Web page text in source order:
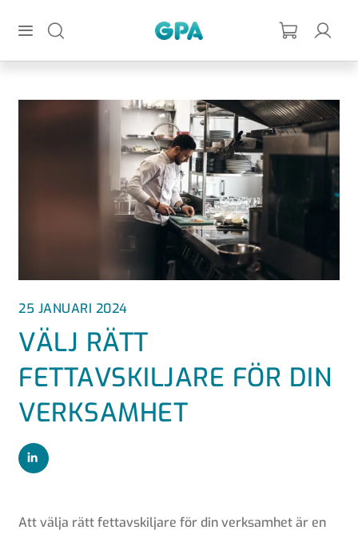
25 JANUARI 2024
VÄLJ RÄTT
FETTAVSKILJARE FÖR DIN
VERKSAMHET
Att välja rätt fettavskiljare för din verksamhet är en